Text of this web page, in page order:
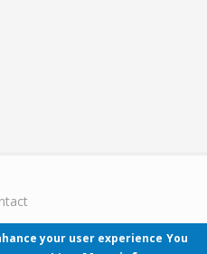
your user experience You